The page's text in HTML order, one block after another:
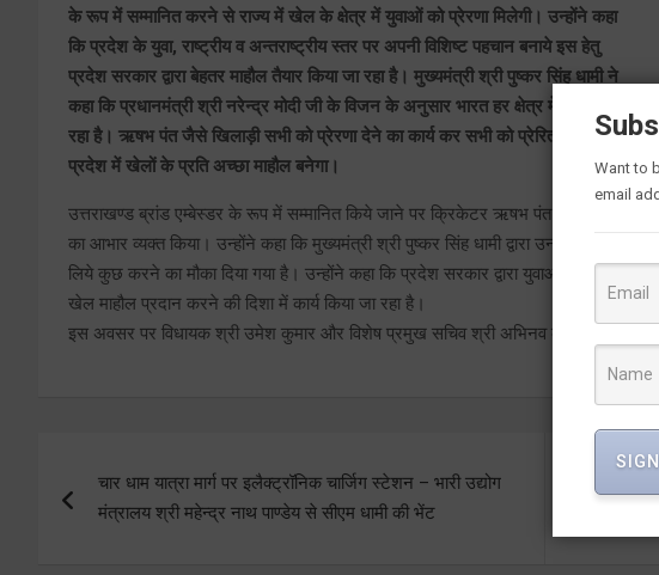
के रूप में सम्मानित करने से राज्य में खेल के क्षेत्र में युवाओं को प्रेरणा मिलेगी। उन्होंने कहा
कि प्रदेश के युवा, राष्ट्रीय व अन्तराष्ट्रीय स्तर पर अपनी विशिष्ट पहचान बनाये इस हेतु
प्रदेश सरकार द्वारा बेहतर माहौल तैयार किया जा रहा है। मुख्यमंत्री श्री पुष्कर सिंह धामी ने
कहा कि प्रधानमंत्री श्री नरेन्द्र मोदी जी के विजन के अनुसार भारत हर क्षेत्र में अग्रणी बन
रहा है। ऋषभ पंत जैसे खिलाड़ी सभी को प्रेरणा देने का कार्य कर सभी को प्रेरित करेंगे।
प्रदेश में खेलों के प्रति अच्छा माहौल बनेगा।
उत्तराखण्ड ब्रांड एम्बेस्डर के रूप में सम्मानित किये जाने पर क्रिकेटर ऋषभ पंत ने मुख्यमंत्री
का आभार व्यक्त किया। उन्होंने कहा कि मुख्यमंत्री श्री पुष्कर सिंह धामी द्वारा उनको प्रदेश के
लिये कुछ करने का मौका दिया गया है। उन्होंने कहा कि प्रदेश सरकार द्वारा युवाओं को बेहतर
खेल माहौल प्रदान करने की दिशा में कार्य किया जा रहा है।
इस अवसर पर विधायक श्री उमेश कुमार और विशेष प्रमुख सचिव श्री अभिनव कुमार भी उपस्थित
navigation
चार धाम यात्रा मार्ग पर इलैक्ट्रॉनिक चार्जिग स्टेशन – भारी उद्योग
मंत्रालय श्री महेन्द्र नाथ पाण्डेय से सीएम धामी की भेंट
Want to
email